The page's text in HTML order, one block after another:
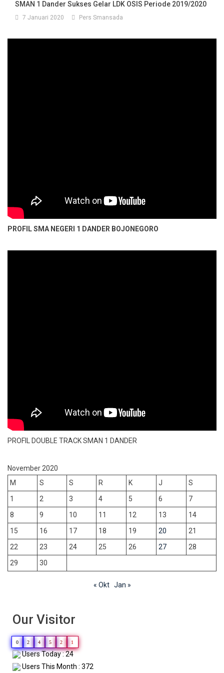
SMAN 1 Dander Sukses Gelar LDK OSIS Periode 2019/2020
7 Januari 2020 Pers Smansada
PROFIL SMA NEGERI 1 DANDER BOJONEGORO
PROFIL DOUBLE TRACK SMAN 1 DANDER
November 2020
M
S S R K J
S
1
2 3 4 5 6
7
8
9 10 11 12 13
14
15
16 17 18 19 20
21
22
23 24 25 26 27
28
29
30
« Okt Jan »
Our Visitor
0 2 4 5 2 1
Users Today : 24
Users This Month : 372